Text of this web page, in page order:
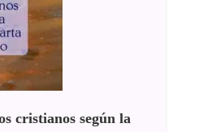
cristianos según la